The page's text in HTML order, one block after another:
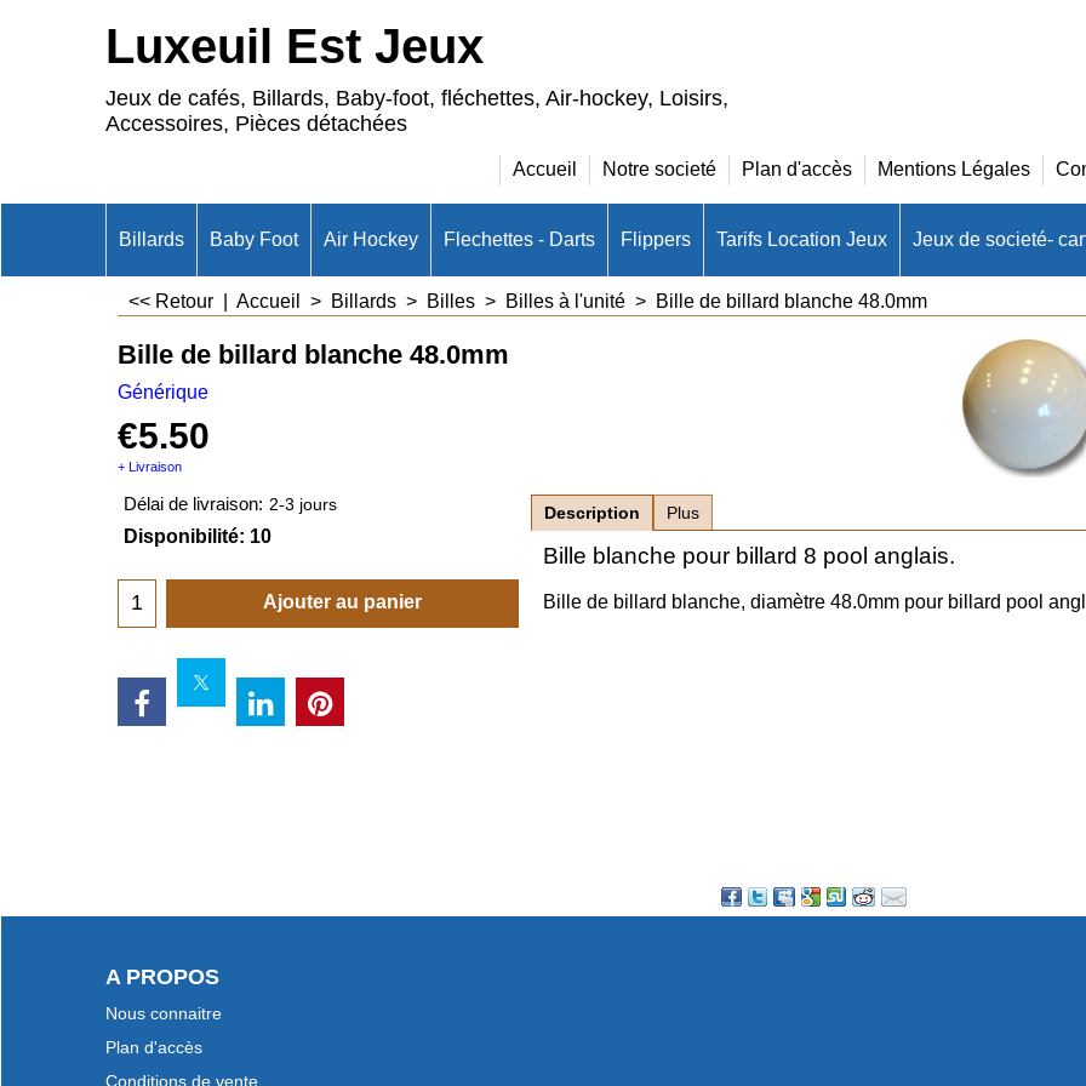
Luxeuil Est Jeux
Jeux de cafés, Billards, Baby-foot, fléchettes, Air-hockey, Loisirs,
Accessoires, Pièces détachées
Accueil Notre societé Plan d'accès Mentions Légales
Billards Baby Foot Air Hockey Flechettes - Darts Flippers Tarifs Location Jeux Jeux de societé-
<< Retour Accueil > Billards > Billes > Billes à l'unité > Bille de billard blanche 48.0mm
Bille de billard blanche 48.0mm
Générique
€5.50
+ Livraison
Délai de livraison: 2-3 jours
Disponibilité: 10
Ajouter au panier
Description Plus
Bille blanche pour billard 8 pool anglais.
Bille de billard blanche, diamètre 48.0mm pour billard pool
A PROPOS
Nous connaitre
Plan d'accès
Conditions de vente